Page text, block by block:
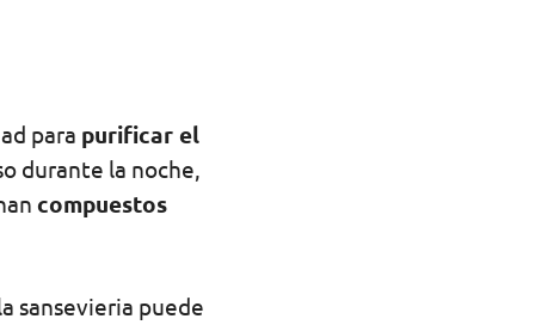
para purificar el
durante la noche,
compuestos
sansevieria puede